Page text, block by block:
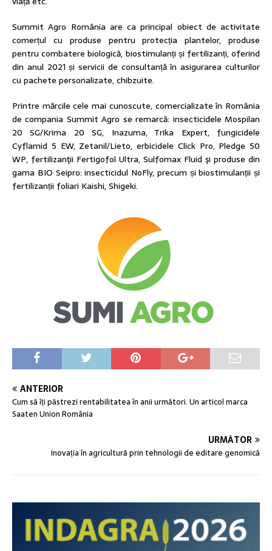
Summit Agro România are ca principal obiect de activitate
comerțul cu produse pentru protecția plantelor, produse
pentru combatere biologică, biostimulanți și fertilizanți, oferind
din anul 2021 și servicii de consultanță în asigurarea culturilor
cu pachete personalizate, chibzuite.
Printre mărcile cele mai cunoscute, comercializate în România
de compania Summit Agro se remarcă: insecticidele Mospilan
20 SG/Krima 20 SG, Inazuma, Trika Expert, fungicidele
Cyflamid 5 EW, Zetanil/Lieto, erbicidele Click Pro, Pledge 50
WP, fertilizanţii Fertigofol Ultra, Sulfomax Fluid şi produse din
gama BIO Seipro: insecticidul NoFly, precum și biostimulanții și
fertilizanții foliari Kaishi, Shigeki.
ANTERIOR
Cum să îți păstrezi rentabilitatea în anii următori. Un articol marca
Saaten Union România
URMĂTOR
Inovația în agricultură prin tehnologii de editare genomică